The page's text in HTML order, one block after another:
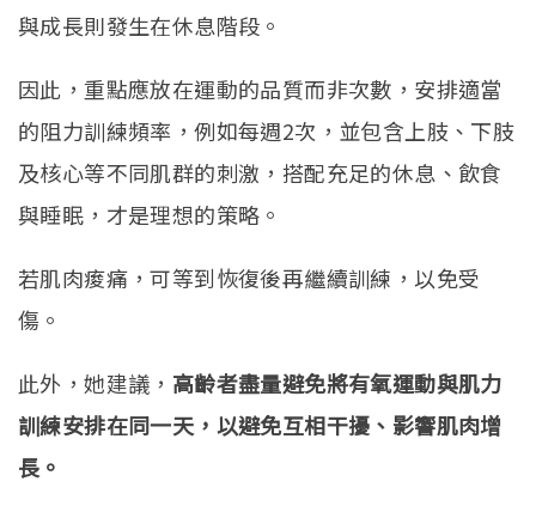
與成長則發生在休息階段。
因此，重點應放在運動的品質而非次數，安排適當
的阻力訓練頻率，例如每週2次，並包含上肢、下肢
及核心等不同肌群的刺激，搭配充足的休息、飲食
與睡眠，才是理想的策略。
若肌肉痠痛，可等到恢復後再繼續訓練，以免受
傷。
此外，她建議， 高齡者盡量避免將有氧運動與肌力
訓練安排在同一天，以避免互相干擾、影響肌肉增
長。